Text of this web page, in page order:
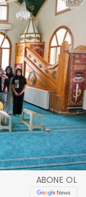
ABONE OL